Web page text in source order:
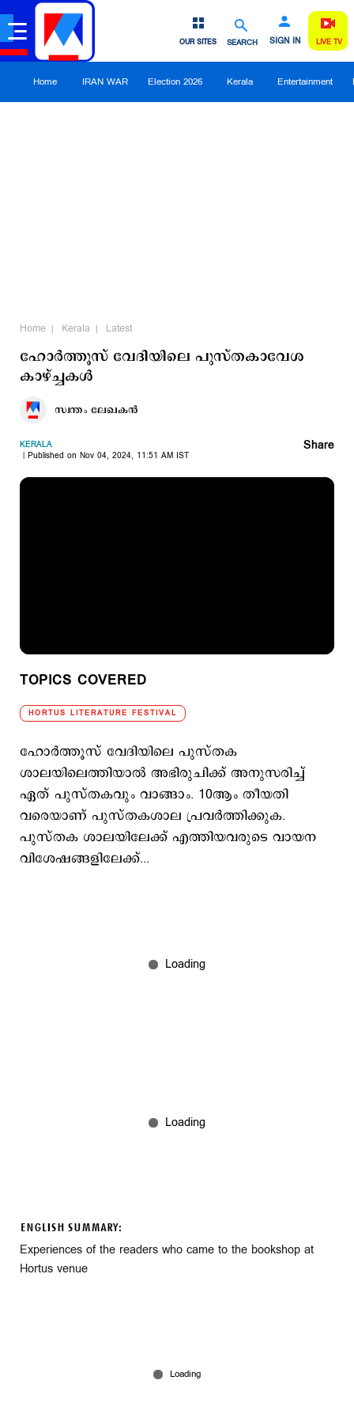
SEARCH SIGN IN
OUR SITES LIVE TV
Home IRAN WAR Election 2026 Kerala Entertainment
Home Kerala Latest
ഹോര്‍ത്തൂസ് വേദിയിലെ പുസ്തകാവേശ
കാഴ്ച്ചകള്‍
സ്വന്തം ലേഖകൻ
KERALA
Published on Nov 04, 2024, 11:51 AM IST
Share
TOPICS COVERED
HORTUS LITERATURE FESTIVAL
ഹോർത്തൂസ് വേദിയിലെ പുസ്തക
ശാലയിലെത്തിയാൽ അഭിരുചിക്ക് അനുസരിച്ച്
ഏത് പുസ്തകവും വാങ്ങാം. 10ആം തീയതി
വരെയാണ് പുസ്തകശാല പ്രവർത്തിക്കുക.
പുസ്തക ശാലയിലേക്ക് എത്തിയവരുടെ വായന
വിശേഷങ്ങളിലേക്ക്...
ENGLISH SUMMARY:
Experiences of the readers who came to the bookshop at
Hortus venue